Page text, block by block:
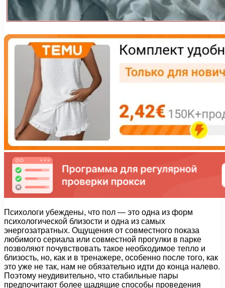
Психологи убеждены, что пол — это одна из форм
психологической близости и одна из самых
энергозатратных. Ощущения от совместного показа
любимого сериала или совместной прогулки в парке
позволяют почувствовать такое необходимое тепло и
близость, но, как и в тренажере, особенно после того, как
это уже не так, нам не обязательно идти до конца налево.
Поэтому неудивительно, что стабильные пары
предпочитают более щадящие способы проведения